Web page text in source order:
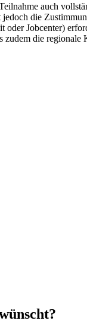
auch
die
oder Jobcenter)
zudem die regionale